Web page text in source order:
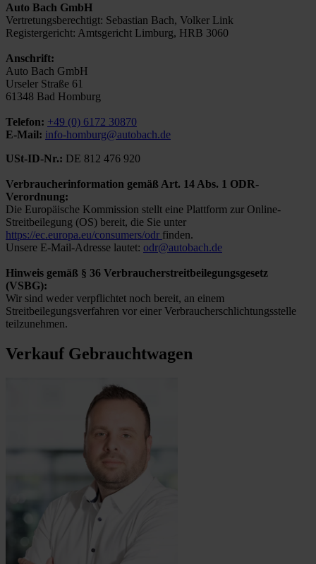
Auto Bach GmbH
Vertretungsberechtigt: Sebastian Bach, Volker Link
Registergericht: Amtsgericht Limburg, HRB 3060
Anschrift:
Auto Bach GmbH
Urseler Straße 61
61348 Bad Homburg
Telefon: +49 (0) 6172 30870
E-Mail: info-homburg@autobach.de
USt-ID-Nr.: DE 812 476 920
Verbraucherinformation gemäß Art. 14 Abs. 1 ODR-
Verordnung:
Die Europäische Kommission stellt eine Plattform zur Online-
Streitbeilegung (OS) bereit, die Sie unter
https://ec.europa.eu/consumers/odr finden.
Unsere E-Mail-Adresse lautet: odr@autobach.de
Hinweis gemäß § 36 Verbraucherstreitbeilegungsgesetz
(VSBG):
Wir sind weder verpflichtet noch bereit, an einem
Streitbeilegungsverfahren vor einer Verbraucherschlichtungsstelle
teilzunehmen.
Verkauf Gebrauchtwagen